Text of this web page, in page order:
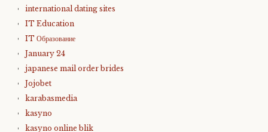
international dating sites
IT Education
IT Образование
January 24
japanese mail order brides
Jojobet
karabasmedia
kasyno
kasyno online blik